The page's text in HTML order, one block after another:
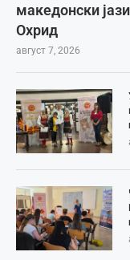
македонски
Охрид
август 7, 2026